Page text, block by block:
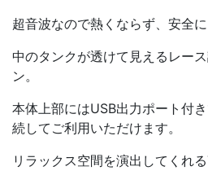
超音波なので熱くならず、安全に
中のタンクが透けて見えるレー
ン。
本体上部にはUSB出力ポート付
続してご利用いただけます。
リラックス空間を演出してくれ